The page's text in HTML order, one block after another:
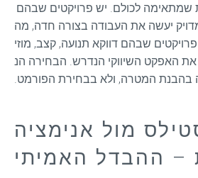
שמתאימה לכולם. יש פרויקטים שבהם
יעשה את העבודה בצורה חדה, מה
שבהם דווקא תנועה, קצב, מוזי
את האפקט השיווקי הנדרש. הבחירה הנ
בהבנת המטרה, ולא בבחירת הפורמט.
מול אנימציה
– ההבדל האמיתי